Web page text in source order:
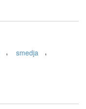
, smedja ,